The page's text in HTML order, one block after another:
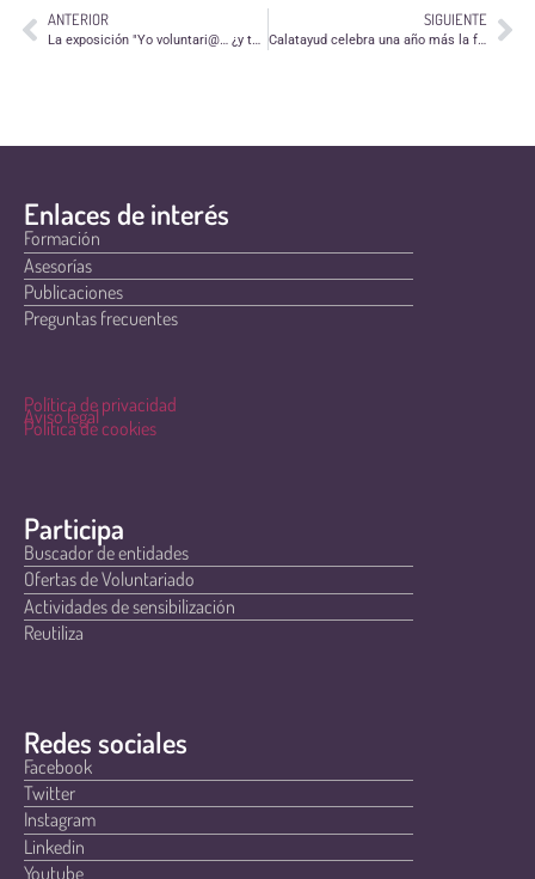
ANTERIOR
La exposición "Yo voluntari@… ¿y tú? llega a Zaragoza
SIGUIENTE
Calatayud celebra una año más la feria "Voluntaria-T"
Enlaces de interés
Formación
Asesorías
Publicaciones
Preguntas frecuentes
Política de privacidad
Aviso legal
Política de cookies
Participa
Buscador de entidades
Ofertas de Voluntariado
Actividades de sensibilización
Reutiliza
Redes sociales
Facebook
Twitter
Instagram
Linkedin
Youtube